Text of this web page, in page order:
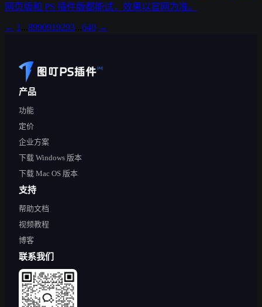
网页版和 PS 插件版都能试，效果以官网为准。
← 1 8990919293 640 →
产品
功能
定价
企业方案
下载 Windows 版本
下载 Mac OS 版本
支持
帮助文档
视频教程
博客
联系我们